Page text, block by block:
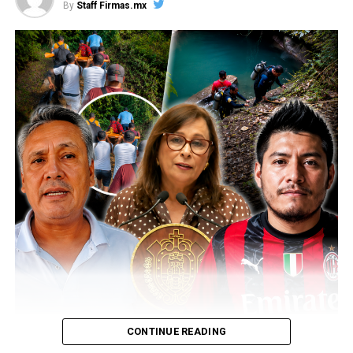
Me gusta esto:
COMPARTE ESTA INFORMACIÓN
By Staff Firmas.mx
CONTINUE READING